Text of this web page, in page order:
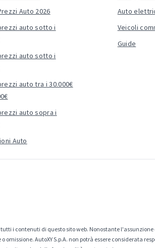
Auto 2026
auto sotto i
auto sotto i
auto tra i 30.000€
auto sopra i
Auto
Auto
Veicoli
Guide
i contenuti di questo sito web. Nonostante
omissione. AutoXY S.p.A. non potrà essere considerata